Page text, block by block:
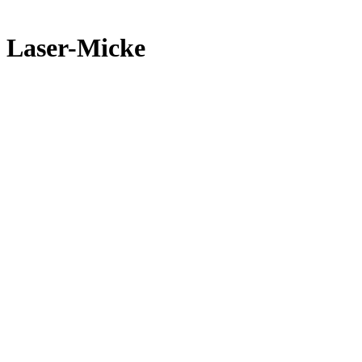
Laser-Micke